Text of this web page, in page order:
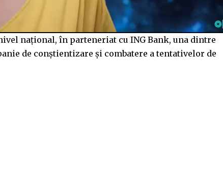
național, în parteneriat cu ING Bank, una dintre
de conștientizare și combatere a tentativelor de